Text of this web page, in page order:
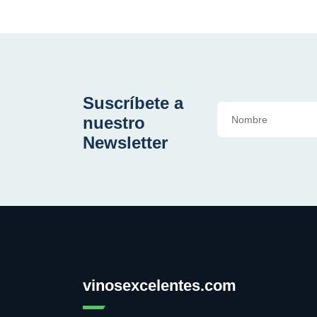
Suscríbete a
nuestro
Newsletter
vinosexcelentes.com